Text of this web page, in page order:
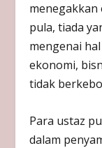
menegakkan
pula, tiada
mengenai
ekonomi,
tidak
Para ustaz
dalam